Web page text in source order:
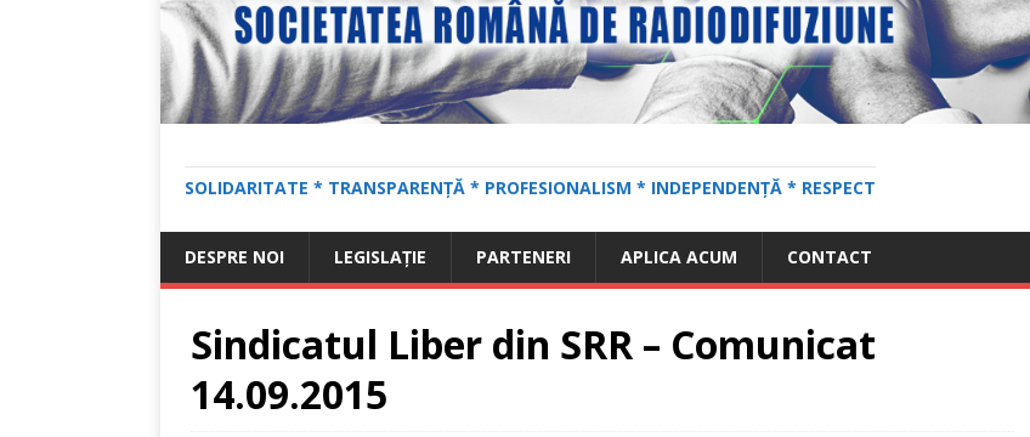
SOLIDARITATE * TRANSPARENȚĂ * PROFESIONALISM * INDEPENDENȚĂ * RESPECT
DESPRE NOI LEGISLAȚIE PARTENERI APLICA ACUM CONTACT
Sindicatul Liber din SRR – Comunicat
14.09.2015